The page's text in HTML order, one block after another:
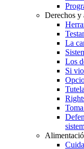
Derechos y
La
Los
Si